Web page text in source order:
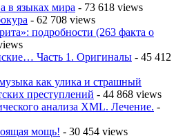
в языках мира - 73 618 views
- 62 708 views
подробности (263 факта о
Часть 1. Оригиналы - 45 412
как улика и страшный
преступлений - 44 868 views
анализа XML. Лечение. -
мощь! - 30 454 views